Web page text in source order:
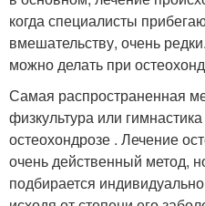
когда специалисты
вмешательству, очень
можно делать при
Самая распространенная
физкультура или
остеохондрозе . Лечение
очень действенный метод,
подбирается